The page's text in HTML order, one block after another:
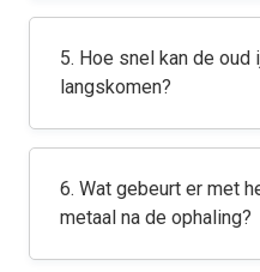
5. Hoe snel kan de
langskomen?
6. Wat gebeurt er met
metaal na de ophaling?